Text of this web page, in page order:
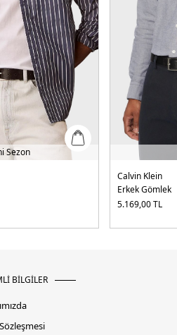
Sezon
Calvin Klein
Erkek Gömlek
5.169,00TL
BİLGİLER